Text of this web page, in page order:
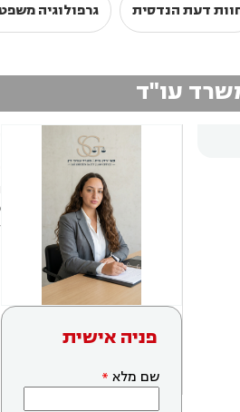
דעת הנדסית גרפולוגיה
עו"ד
פניה אישית
שם מלא